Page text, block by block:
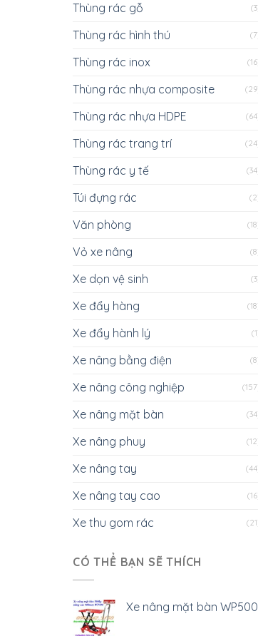
Thùng rác gỗ
Thùng rác hình thú
Thùng rác inox
Thùng rác nhựa composite
Thùng rác nhựa HDPE
Thùng rác trang trí
Thùng rác y tế
Túi đựng rác
Văn phòng
Vỏ xe nâng
Xe dọn vệ sinh
Xe đẩy hàng
Xe đẩy hành lý
Xe nâng bằng điện
Xe nâng công nghiệp
Xe nâng mặt bàn
Xe nâng phuy
Xe nâng tay
Xe nâng tay cao
Xe thu gom rác
CÓ THỂ BẠN SẼ THÍCH
Xe nâng mặt bàn WP500